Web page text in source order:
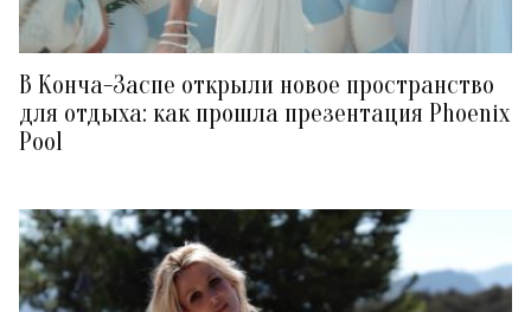
В Конча-Заспе открыли новое пространство
для отдыха: как прошла презентация Phoenix
Pool